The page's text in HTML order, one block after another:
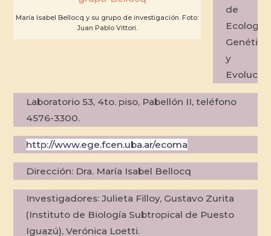
María Isabel Bellocq y su grupo de investigación. Foto:
Juan Pablo Vittori.
de
Ecología,
Genética
y
Laboratorio 53, 4to. piso, Pabellón II, teléfono
4576-3300.
http://www.ege.fcen.uba.ar/ecoma
Dirección:Dra. María Isabel Bellocq
Investigadores:Julieta Filloy, Gustavo Zurita
(Instituto de Biología Subtropical de Puesto
Iguazú), Verónica Loetti.